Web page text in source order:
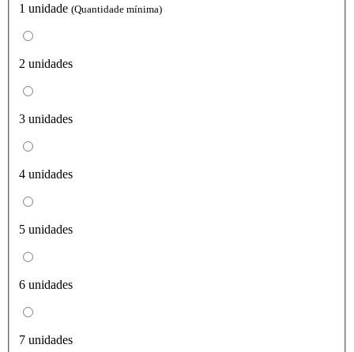
1 unidade (Quantidade mínima)
2 unidades
3 unidades
4 unidades
5 unidades
6 unidades
7 unidades